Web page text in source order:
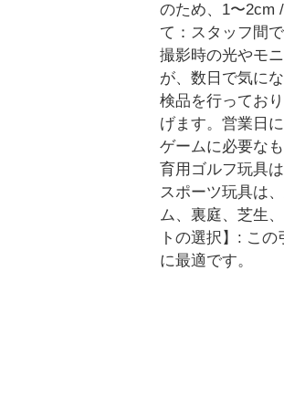
のため、1〜2cm
て：スタッフ間
撮影時の光やモ
が、数日で気に
検品を行ってお
げます。営業日
ゲームに必要な
育用ゴルフ玩具
スポーツ玩具は
ム、裏庭、芝生
トの選択】: こ
に最適です。